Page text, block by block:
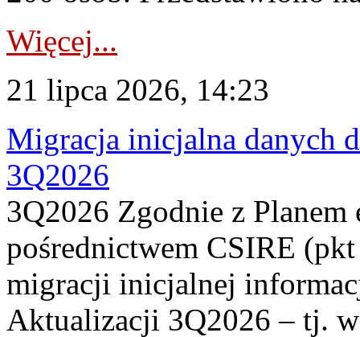
Więcej...
21 lipca 2026, 14:23
Migracja inicjalna danych
3Q2026
3Q2026 Zgodnie z
pośrednictwem CSIRE
migracji inicjalnej
Aktualizacji 3Q2026 – tj.